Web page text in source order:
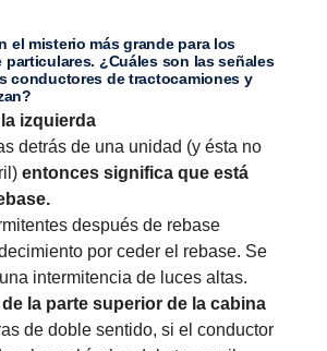
¿Cuáles son las señales
conductores de tractocamiones y
izquierda
detrás de una unidad (y ésta no
entonces significa que está
después de rebase
por ceder el rebase. Se
intermitencia de luces altas.
la parte superior de la cabina
de doble sentido, si el conductor